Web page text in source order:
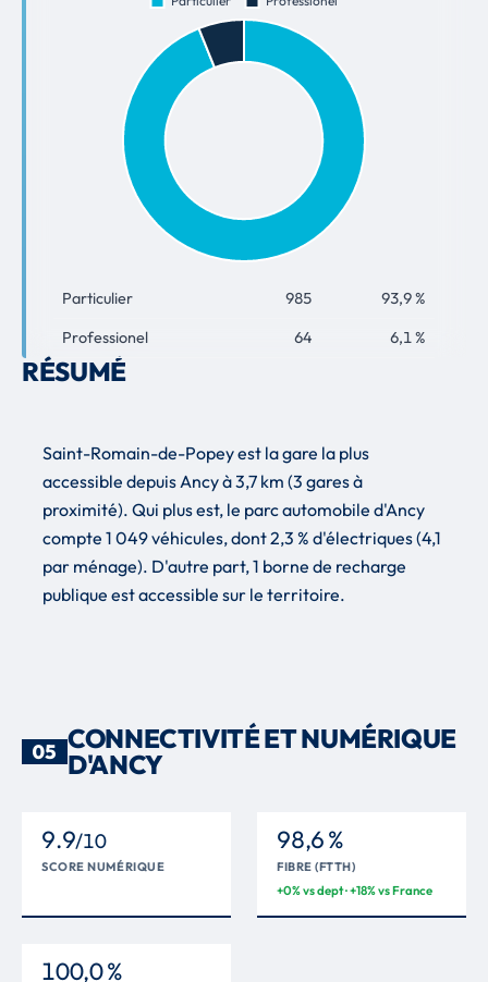
Particulier 985
93,9 %
Professionel
64 6,1 %
RÉSUMÉ
Saint-Romain-de-Popey est la gare la plus
accessible depuis Ancy à 3,7 km (3 gares à
proximité). Qui plus est, le parc automobile d'Ancy
compte 1 049 véhicules, dont 2,3 % d'électriques (4,1
par ménage). D'autre part, 1 borne de recharge
publique est accessible sur le territoire.
05 CONNECTIVITÉ ET NUMÉRIQUE
D'ANCY
9.9/10
SCORE NUMÉRIQUE
98,6 %
FIBRE (FTTH)
+0% vs dept · +18% vs France
100,0 %